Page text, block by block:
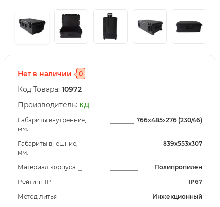
Нет в наличии
0
Код Товара: 10972
Производитель: КД
Габариты внутренние,
мм.
766x485x276 (230/46)
Габариты внешние,
мм.
839x553x307
Материал корпуса
Полипропилен
Рейтинг IP
IP67
Метод литья
Инжекционный